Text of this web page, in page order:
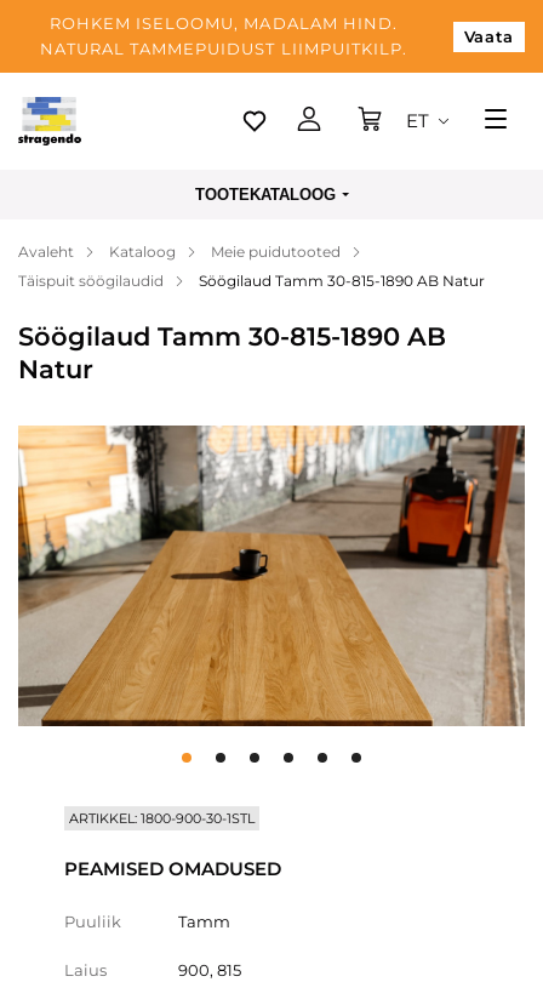
ROHKEM ISELOOMU, MADALAM HIND.
NATURAL TAMMEPUIDUST LIIMPUITKILP.
Vaata
Tallinn
Makse
Blogi
ET
TOOTEKATALOOG
Avaleht Kataloog
Meie puidutooted
Täispuit söögilaudid
Söögilaud Tamm 30-815-1890 AB Natur
Söögilaud Tamm 30-815-1890 AB
Natur
ARTIKKEL: 1800-900-30-1STL
PEAMISED OMADUSED
Puuliik Tamm
Laius 900, 815